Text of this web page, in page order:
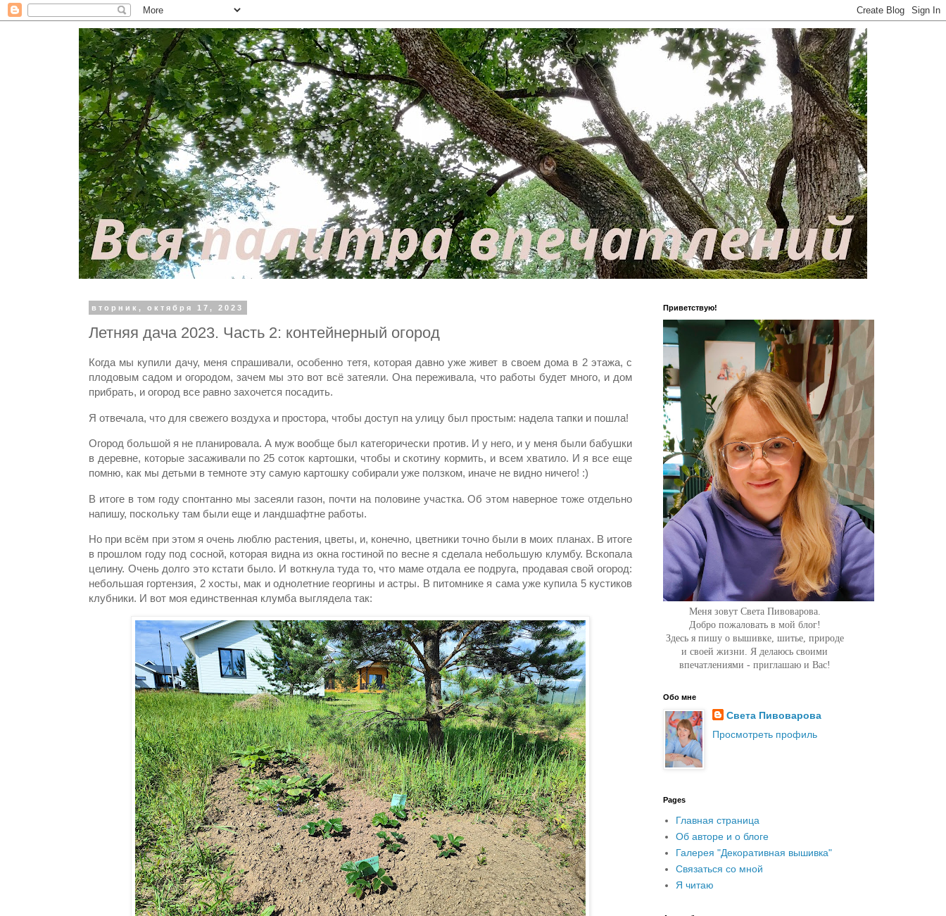
вторник, октября 17, 2023
Летняя дача 2023. Часть 2: контейнерный огород
Когда мы купили дачу, меня спрашивали, особенно тетя, которая давно уже живет в своем дома в 2 этажа, с
плодовым садом и огородом, зачем мы это вот всё затеяли. Она переживала, что работы будет много, и дом
прибрать, и огород все равно захочется посадить.
Я отвечала, что для свежего воздуха и простора, чтобы доступ на улицу был простым: надела тапки и пошла!
Огород большой я не планировала. А муж вообще был категорически против. И у него, и у меня были бабушки
в деревне, которые засаживали по 25 соток картошки, чтобы и скотину кормить, и всем хватило. И я все еще
помню, как мы детьми в темноте эту самую картошку собирали уже ползком, иначе не видно ничего! :)
В итоге в том году спонтанно мы засеяли газон, почти на половине участка. Об этом наверное тоже отдельно
напишу, поскольку там были еще и ландшафтне работы.
Но при всём при этом я очень люблю растения, цветы, и, конечно, цветники точно были в моих планах. В итоге
в прошлом году под сосной, которая видна из окна гостиной по весне я сделала небольшую клумбу. Вскопала
целину. Очень долго это кстати было. И воткнула туда то, что маме отдала ее подруга, продавая свой огород:
небольшая гортензия, 2 хосты, мак и однолетние георгины и астры. В питомнике я сама уже купила 5 кустиков
клубники. И вот моя единственная клумба выглядела так:
Приветствую!
Меня зовут Света Пивоварова.
Добро пожаловать в мой блог!
Здесь я пишу о вышивке, шитье, природе
и своей жизни. Я делаюсь своими
впечатлениями - приглашаю и Вас!
Обо мне
Света Пивоварова
Просмотреть профиль
Pages
Главная страница
Об авторе и о блоге
Галерея "Декоративная вышивка"
Связаться со мной
Я читаю